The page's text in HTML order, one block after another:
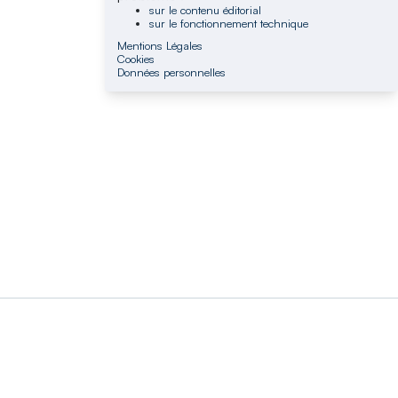
sur le contenu éditorial
sur le fonctionnement technique
Mentions Légales
Cookies
Données personnelles